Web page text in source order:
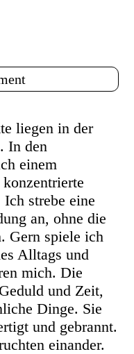
liegen in der
In den
einem
strebe eine
an, ohne die
Gern spiele ich
Alltags und
mich. Die
und Zeit,
Dinge. Sie
und gebrannt.
einander.